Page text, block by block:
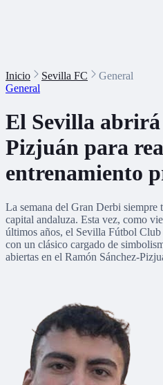
Inicio Sevilla FC
General
General
El Sevilla abrirá
Pizjuán para
entrenamiento
La semana del Gran Derbi siempre
capital andaluza. Esta vez, como
últimos años, el Sevilla Fútbol
con un clásico cargado de
abiertas en el Ramón Sánchez-